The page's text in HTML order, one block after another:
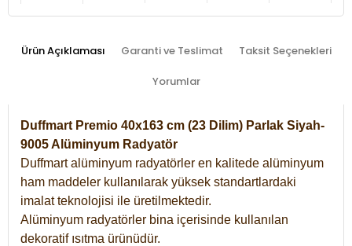
Ürün Açıklaması Garanti ve Teslimat Taksit Seçenekleri
Yorumlar
Duffmart Premio 40x163 cm (23 Dilim) Parlak Siyah-
9005 Alüminyum Radyatör
Duffmart alüminyum radyatörler en kalitede alüminyum
ham maddeler kullanılarak yüksek standartlardaki
imalat teknolojisi ile üretilmektedir.
Alüminyum radyatörler bina içerisinde kullanılan
dekoratif ısıtma ürünüdür.